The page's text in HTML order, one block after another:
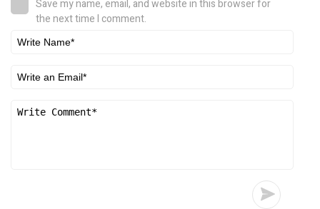
Save my name, email, and website in this browser for
the next time I comment.